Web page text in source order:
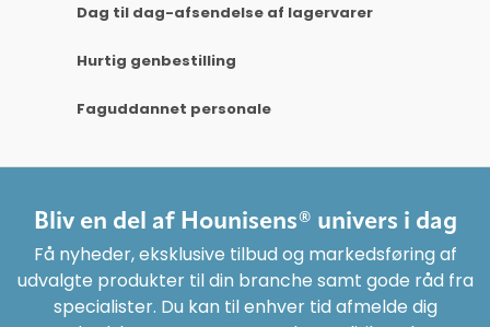
Dag til dag-afsendelse af lagervarer
Hurtig genbestilling
Faguddannet personale
Bliv en del af Hounisens® univers i dag
Få nyheder, eksklusive tilbud og markedsføring af
udvalgte produkter til din branche samt gode råd fra
specialister. Du kan til enhver tid afmelde dig